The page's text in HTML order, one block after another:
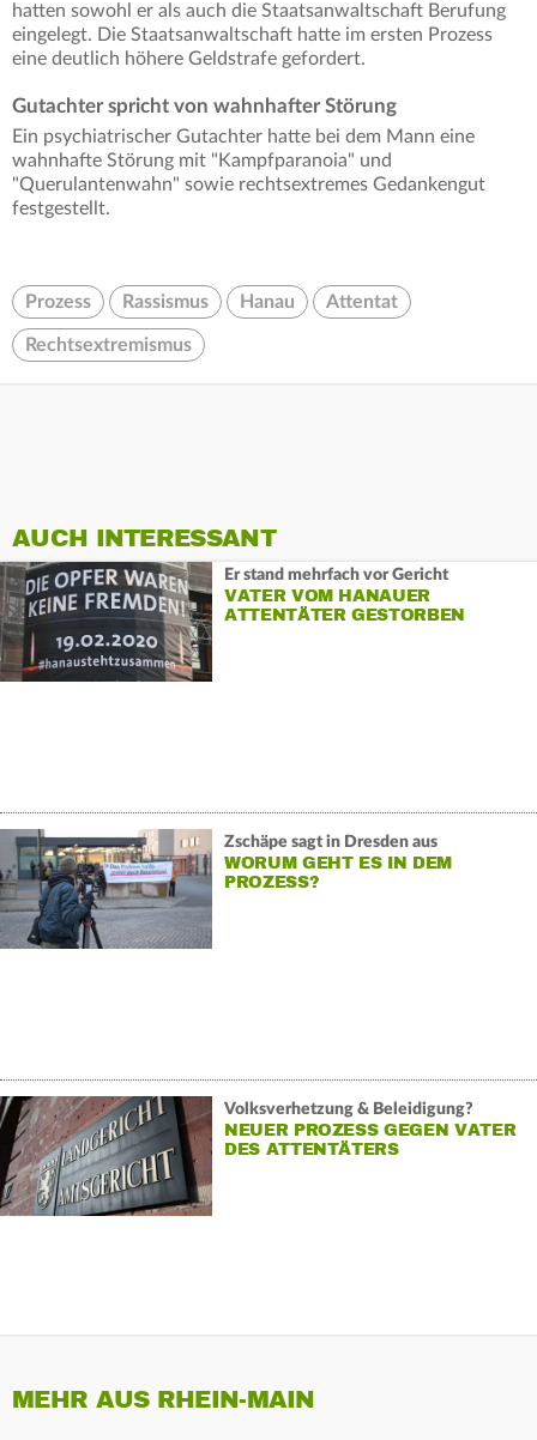
hatten sowohl er als auch die Staatsanwaltschaft Berufung
eingelegt. Die Staatsanwaltschaft hatte im ersten Prozess
eine deutlich höhere Geldstrafe gefordert.
Gutachter spricht von wahnhafter Störung
Ein psychiatrischer Gutachter hatte bei dem Mann eine
wahnhafte Störung mit "Kampfparanoia" und
"Querulantenwahn" sowie rechtsextremes Gedankengut
festgestellt.
Prozess Rassismus Hanau Attentat
Rechtsextremismus
AUCH INTERESSANT
Er stand mehrfach vor Gericht
VATER VOM HANAUER
ATTENTÄTER GESTORBEN
Zschäpe sagt in Dresden aus
WORUM GEHT ES IN DEM
PROZESS?
Volksverhetzung & Beleidigung?
NEUER PROZESS GEGEN VATER
DES ATTENTÄTERS
MEHR AUS RHEIN-MAIN